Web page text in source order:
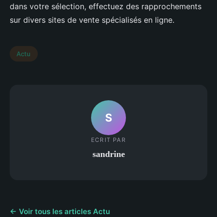
dans votre sélection, effectuez des rapprochements
sur divers sites de vente spécialisés en ligne.
Actu
S
ECRIT PAR
sandrine
← Voir tous les articles Actu